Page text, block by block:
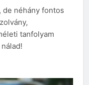
de néhány fontos
tanfolyam